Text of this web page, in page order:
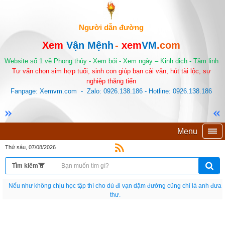
Người dẫn đường
Xem Vận Mệnh- xemVM.com
Website số 1 về Phong thủy - Xem bói - Xem ngày – Kinh dịch - Tâm linh
Tư vấn chọn sim hợp tuổi, sinh con giúp bạn cải vận, hút tài lộc, sự
nghiệp thăng tiến
Fanpage: Xemvm.com - Zalo: 0926.138.186 - Hotline: 0926.138.186
Menu
Thứ sáu, 07/08/2026
Nếu như không chịu học tập thì cho dù đi vạn dặm đường cũng chỉ là anh đưa
thư.